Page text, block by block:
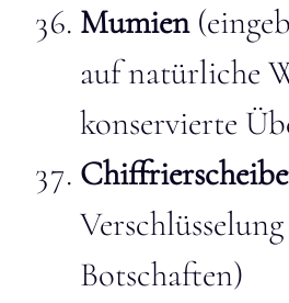
Mumien
auf natürliche
konservierte
Botschaften)